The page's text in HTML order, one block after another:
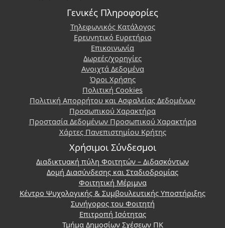
Γενικές Πληροφορίες
Τηλεφωνικός Κατάλογος
Ερευνητικό Ευρετήριο
Επικοινωνία
Δωρεές/χορηγίες
Ανοιχτά Δεδομένα
Όροι Χρήσης
Πολιτική Cookies
Πολιτική Απορρήτου και Ασφαλείας Δεδομένων
Προσωπικού Χαρακτήρα
Προστασία Δεδομένων Προσωπικού Χαρακτήρα
Χάρτες Πανεπιστημίου Κρήτης
Χρήσιμοι Σύνδεσμοι
Διαδικτυακή πύλη Φοιτητών – Διδασκόντων
Δομή Διασύνδεσης και Σταδιοδρομίας
Φοιτητική Μέριμνα
Κέντρο Ψυχολογικής & Συμβουλευτικής Υποστήριξης
Συνήγορος του Φοιτητή
Επιτροπή Ισότητας
Τμήμα Δημοσίων Σχέσεων ΠΚ